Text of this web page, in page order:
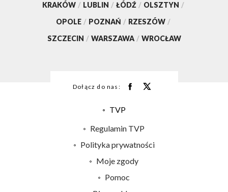
KRAKÓW / LUBLIN / ŁÓDŹ / OLSZTYN /
OPOLE / POZNAŃ / RZESZÓW /
SZCZECIN / WARSZAWA / WROCŁAW
Dołącz do nas:
TVP
Centrum informacji TVP
Naziemna Telewizja Cyfrowa
Regulamin TVP
Polityka prywatności
Moje zgody
Pomoc